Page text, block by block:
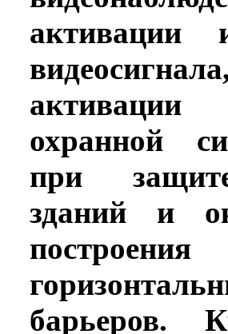
активации
охранной
при
зданий и
построения
барьеров.